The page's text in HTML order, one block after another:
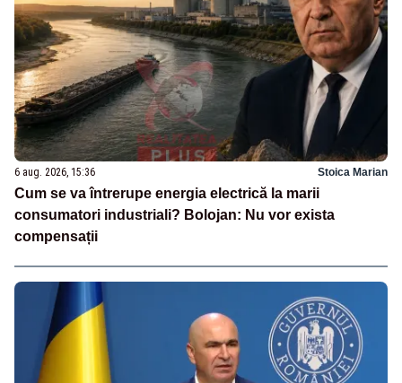
6 aug. 2026, 15:36 Stoica Marian
Cum se va întrerupe energia electrică la marii
consumatori industriali? Bolojan: Nu vor exista
compensații